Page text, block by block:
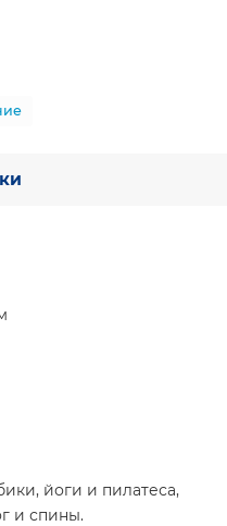
йоги и пилатеса,
и спины.